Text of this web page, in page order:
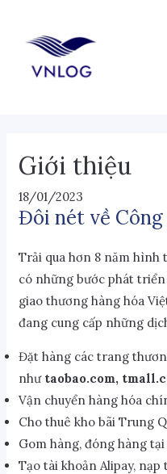
Giới thiệu
18/01/2023
Đôi nét về
Trải qua hơn 8 năm hình
có những bước phát
giao thương hàng hóa
đang cung cấp những
Đặt hàng các trang
như taobao.com,
Vận chuyển hàng hóa
Cho thuê kho bãi Trung
Gom hàng, đóng hàng
Tạo tài khoản Alipay,
hướng